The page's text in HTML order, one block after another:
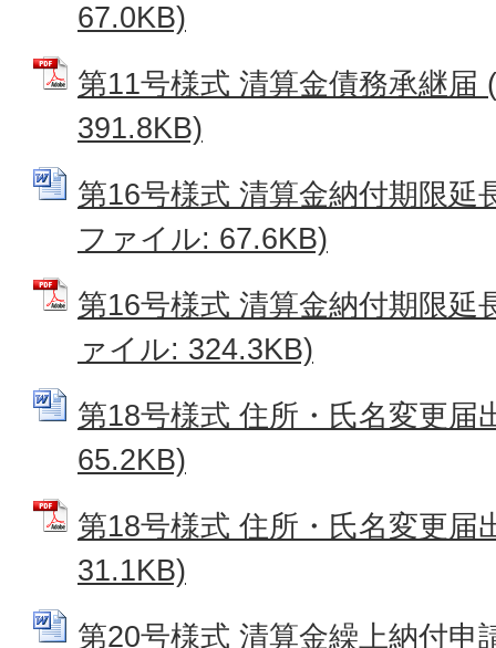
67.0KB)
第11号様式 清算金債務承継届
391.8KB)
第16号様式 清算金納付期限延
ファイル: 67.6KB)
第16号様式 清算金納付期限延
ァイル: 324.3KB)
第18号様式 住所・氏名変更届
65.2KB)
第18号様式 住所・氏名変更届
31.1KB)
第20号様式 清算金繰上納付申